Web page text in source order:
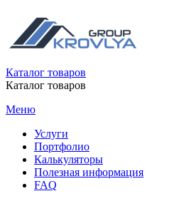
Каталог товаров
Каталог товаров
Меню
Услуги
Портфолио
Калькуляторы
Полезная информация
FAQ